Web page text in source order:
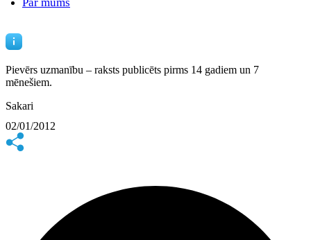
Pievērs uzmanību – raksts publicēts pirms 14 gadiem un 7
mēnešiem.
Sakari
02/01/2012